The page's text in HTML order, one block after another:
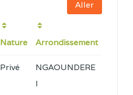
Nature Arrondissement
Privé
NGAOUNDERE
I